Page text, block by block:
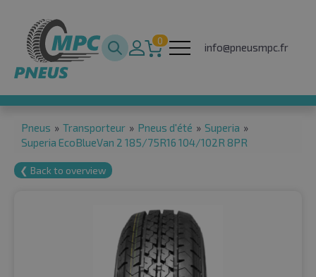
0
info@pneusmpc.fr
Pneus » Transporteur » Pneus d'été » Superia »
Superia EcoBlueVan 2 185/75R16 104/102R 8PR
❮ Back to overview